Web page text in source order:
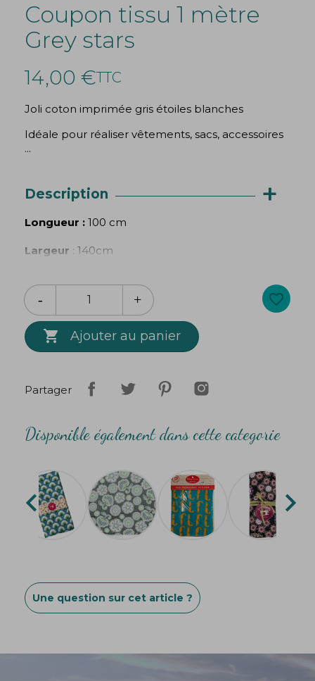
Coupon tissu 1 mètre
Grey stars
14,00 €TTC
Joli coton imprimée gris étoiles blanches
Idéale pour réaliser vêtements, sacs, accessoires
...
Description +
Longueur : 100 cm
Largeur : 140cm
Les couleurs du tissu peuvent varier selon votre
écran.
 Ajouter au panier
favorite_border
Partager
Disponible également dans cette categorie
 
Une question sur cet article ?